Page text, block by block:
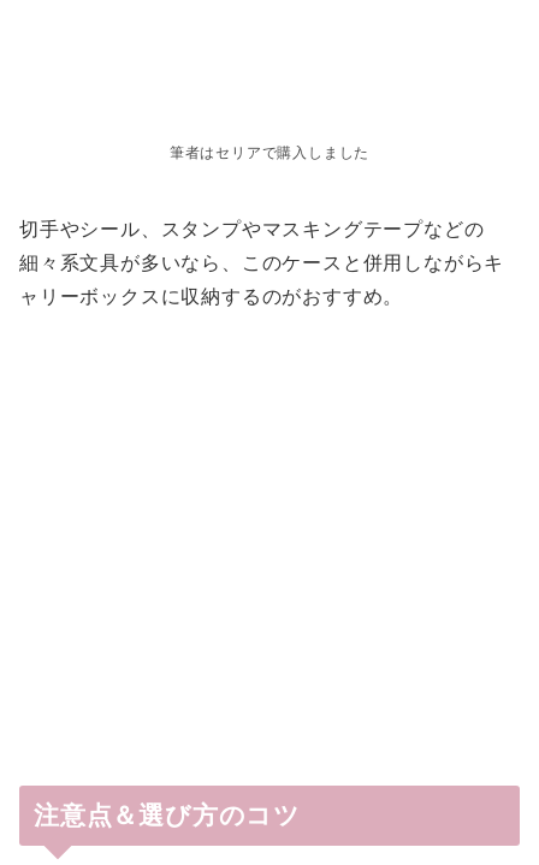
筆者はセリアで購入しました
切手やシール、スタンプやマスキングテープなどの
細々系文具が多いなら、このケースと併用しながらキ
ャリーボックスに収納するのがおすすめ。
注意点＆選び方のコツ